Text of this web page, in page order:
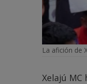
La afición de
Xelajú